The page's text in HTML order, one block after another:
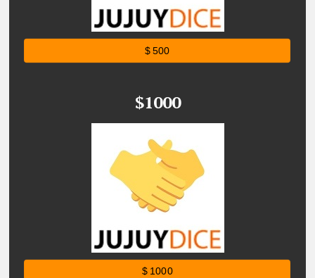
$ 500
$1000
$ 1000